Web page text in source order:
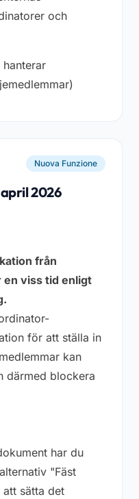
och
Nuova Funzione
2026
från
en viss tid enligt
för att ställa in
kan
därmed blockera
har du
"Fäst
sätta det